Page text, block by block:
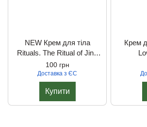
NEW Крем для тіла
Rituals. The Ritual of Jing
(relax), 220 мл.
100 грн
Доставка з ЄС
Купити
Крем